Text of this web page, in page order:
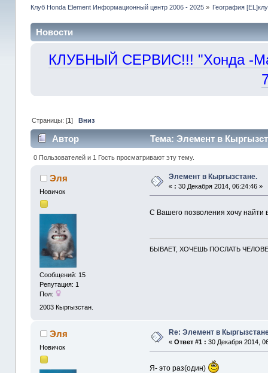
Клуб Honda Element Информационный центр 2006 - 2025» География
Новости
КЛУБНЫЙ СЕРВИС!!! "Хонда -
Страницы: [1] Вниз
Автор Тема: Элемент в
0 Пользователей и 1 Гость просматривают эту тему.
Эля
Новичок
Сообщений: 15
Репутация: 1
Пол:
2003 Кыргызстан.
Элемент в Кыргызстане.
« : 30 Декабря 2014, 06:24:46 »
С Вашего позволения хочу найти
БЫВАЕТ, ХОЧЕШЬ ПОСЛАТЬ
Эля
Новичок
Re: Элемент в
«Ответ #1 : 30 Декабря 2014,
Я- это раз(один)